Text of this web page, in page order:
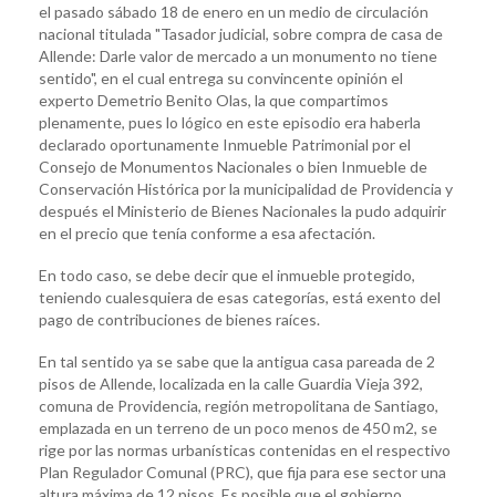
el pasado sábado 18 de enero en un medio de circulación
nacional titulada "Tasador judicial, sobre compra de casa de
Allende: Darle valor de mercado a un monumento no tiene
sentido", en el cual entrega su convincente opinión el
experto Demetrio Benito Olas, la que compartimos
plenamente, pues lo lógico en este episodio era haberla
declarado oportunamente Inmueble Patrimonial por el
Consejo de Monumentos Nacionales o bien Inmueble de
Conservación Histórica por la municipalidad de Providencia y
después el Ministerio de Bienes Nacionales la pudo adquirir
en el precio que tenía conforme a esa afectación.
En todo caso, se debe decir que el inmueble protegido,
teniendo cualesquiera de esas categorías, está exento del
pago de contribuciones de bienes raíces.
En tal sentido ya se sabe que la antigua casa pareada de 2
pisos de Allende, localizada en la calle Guardia Vieja 392,
comuna de Providencia, región metropolitana de Santiago,
emplazada en un terreno de un poco menos de 450 m2, se
rige por las normas urbanísticas contenidas en el respectivo
Plan Regulador Comunal (PRC), que fija para ese sector una